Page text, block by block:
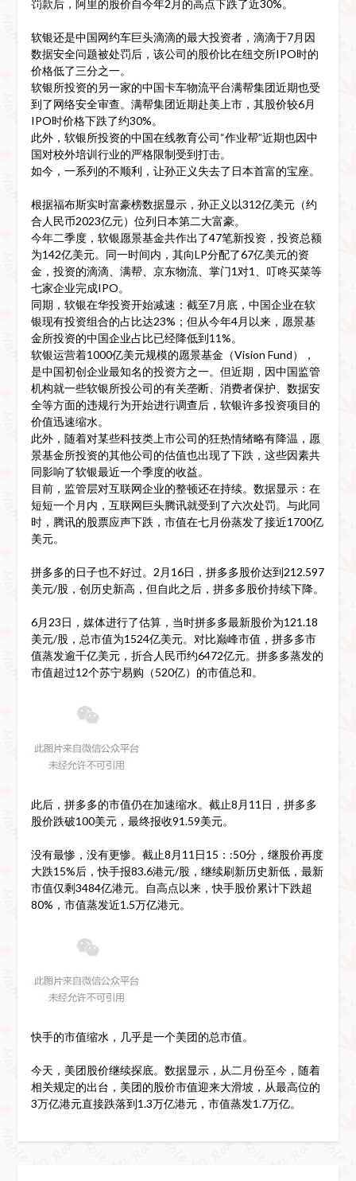
罚款后，阿里的股价自今年2月的高点下跌了近30%。
软银还是中国网约车巨头滴滴的最大投资者，滴滴于7月因
数据安全问题被处罚后，该公司的股价比在纽交所IPO时的
价格低了三分之一。
软银所投资的另一家的中国卡车物流平台满帮集团近期也受
到了网络安全审查。满帮集团近期赴美上市，其股价较6月
IPO时价格下跌了约30%。
此外，软银所投资的中国在线教育公司“作业帮”近期也因中
国对校外培训行业的严格限制受到打击。
如今，一系列的不顺利，让孙正义失去了日本首富的宝座。
根据福布斯实时富豪榜数据显示，孙正义以312亿美元（约
合人民币2023亿元）位列日本第二大富豪。
今年二季度，软银愿景基金共作出了47笔新投资，投资总额
为142亿美元。同一时间内，其向LP分配了67亿美元的资
金，投资的滴滴、满帮、京东物流、掌门1对1、叮咚买菜等
七家企业完成IPO。
同期，软银在华投资开始减速：截至7月底，中国企业在软
银现有投资组合的占比达23%；但从今年4月以来，愿景基
金所投资的中国企业占比已经降低到11%。
软银运营着1000亿美元规模的愿景基金（Vision Fund），
是中国初创企业最知名的投资方之一。但近期，因中国监管
机构就一些软银所投公司的有关垄断、消费者保护、数据安
全等方面的违规行为开始进行调查后，软银许多投资项目的
价值迅速缩水。
此外，随着对某些科技类上市公司的狂热情绪略有降温，愿
景基金所投资的其他公司的估值也出现了下跌，这些因素共
同影响了软银最近一个季度的收益。
目前，监管层对互联网企业的整顿还在持续。数据显示：在
短短一个月内，互联网巨头腾讯就受到了六次处罚。与此同
时，腾讯的股票应声下跌，市值在七月份蒸发了接近1700亿
美元。
拼多多的日子也不好过。2月16日，拼多多股价达到212.597
美元/股，创历史新高，但自此之后，拼多多股价持续下降。
6月23日，媒体进行了估算，当时拼多多最新股价为121.18
美元/股，总市值为1524亿美元。对比巅峰市值，拼多多市
值蒸发逾千亿美元，折合人民币约6472亿元。拼多多蒸发的
市值超过12个苏宁易购（520亿）的市值总和。
此后，拼多多的市值仍在加速缩水。截止8月11日，拼多多
股价跌破100美元，最终报收91.59美元。
没有最惨，没有更惨。截止8月11日15：:50分，继股价再度
大跌15%后，快手报83.6港元/股，继续刷新历史新低，最新
市值仅剩3484亿港元。自高点以来，快手股价累计下跌超
80%，市值蒸发近1.5万亿港元。
快手的市值缩水，几乎是一个美团的总市值。
今天，美团股价继续探底。数据显示，从二月份至今，随着
相关规定的出台，美团的股价市值迎来大滑坡，从最高位的
3万亿港元直接跌落到1.3万亿港元，市值蒸发1.7万亿。